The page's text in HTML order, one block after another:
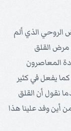
الذي ألم
مرض القلق
المعاصرون
يفعل في كثير
نقول أن القلق
أين وفد علينا هذا